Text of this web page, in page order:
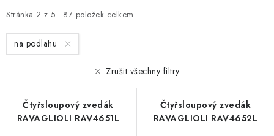
i
s
p
Stránka 2 z 5 - 87 položek celkem
e
n
í na podlahu
Zrušit všechny filtry
Čtyřsloupový zvedák
RAVAGLIOLI RAV4651L
Čtyřsloupový zvedák
RAVAGLIOLI RAV4652L